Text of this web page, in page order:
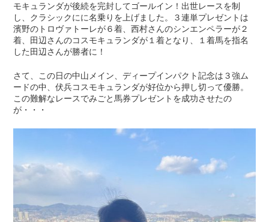
モキュランダが後続を完封してゴールイン！出世レースを制
し、クラシックにに名乗りを上げました。３連単プレゼントは
濱野のトロヴァトーレが６着、西村さんのシンエンペラーが２
着、田辺さんのコスモキュランダが１着となり、１着馬を指名
した田辺さんが勝者に！
さて、この日の中山メイン、ディープインパクト記念は３強ム
ードの中、伏兵コスモキュランダが好位から押し切って優勝。
この難解なレースでみごと馬券プレゼントを成功させたの
が・・・